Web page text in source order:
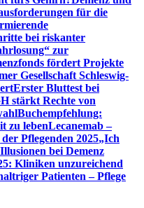
für die
bei riskanter
zur
fördert Projekte
Gesellschaft Schleswig-
Erster Bluttest bei
stärkt Rechte von
Buchempfehlung:
zu lebenLecanemab –
Pflegenden 2025„Ich
bei Demenz
Kliniken unzureichend
Patienten – Pflege